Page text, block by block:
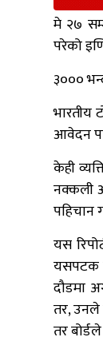
मे २७
परेको
३०००
भारतीय
आवेदन
केही
नक्कली
पहिचान
यस
यसपटक
दौडमा
तर, उनले
तर